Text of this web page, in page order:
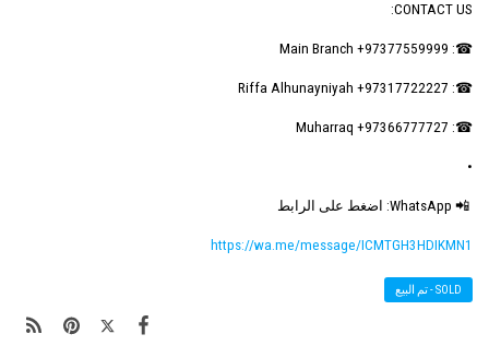
CONTACT US:
☎: Main Branch +97377559999
☎: Riffa Alhunayniyah +97317722227
☎: Muharraq +97366777727
•
📲 WhatsApp: اضغط على الرابط
https://wa.me/message/ICMTGH3HDIKMN1
SOLD - تم البيع